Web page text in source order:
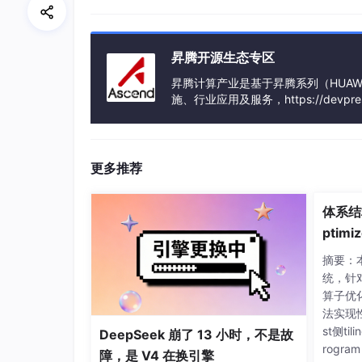
缓存局域性优化 ：通过数据复用策略，确
访存对齐规范：严格遵守硬件对齐要求，
面对海量数据，Tiling 机制是实现大张量分解
// 典型的 Tiling 计算逻辑示例
uint32_t totalLength = context->
uint32_t BLOCK_SIZE = 256;
// 假设每块
TilingData tiling;
tiling.set_totalLength(totalLength);
tiling.set_tileNum((totalLength +
昇腾开源生态专区
昇腾计算产业是基于昇腾系列（
施、行业应用及服务，https://
更多推荐
DeepSeek 崩了 13 小时，不是故
障，是 V4 在换引擎
体系
cend
on
摘要：
统，针
算子优
法实现
st侧